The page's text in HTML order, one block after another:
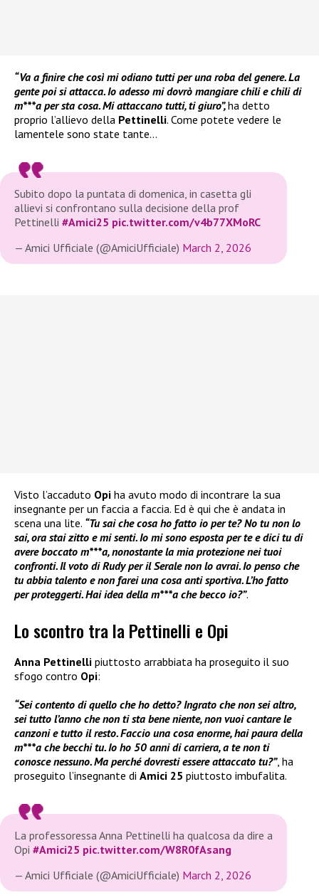
“Va a finire che così mi odiano tutti per una roba del genere. La
gente poi si attacca. Io adesso mi dovrò mangiare chili e chili di
m***a per sta cosa. Mi attaccano tutti, ti giuro”,ha detto
proprio l’allievo della Pettinelli. Come potete vedere le
lamentele sono state tante…
Subito dopo la puntata di domenica, in casetta gli
allievi si confrontano sulla decisione della prof
Pettinelli #Amici25 pic.twitter.com/v4b77XMoRC
— Amici Ufficiale (@AmiciUfficiale) March 2, 2026
Visto l’accaduto Opi ha avuto modo di incontrare la sua
insegnante per un faccia a faccia. Ed è qui che è andata in
scena una lite. “Tu sai che cosa ho fatto io per te? No tu non lo
sai, ora stai zitto e mi senti. Io mi sono esposta per te e dici tu di
avere boccato m***a, nonostante la mia protezione nei tuoi
confronti. Il voto di Rudy per il Serale non lo avrai. Io penso che
tu abbia talento e non farei una cosa anti sportiva. L’ho fatto
per proteggerti. Hai idea della m***a che becco io?”.
Lo scontro tra la Pettinelli e Opi
Anna Pettinelli piuttosto arrabbiata ha proseguito il suo
sfogo contro Opi:
“Sei contento di quello che ho detto? Ingrato che non sei altro,
sei tutto l’anno che non ti sta bene niente, non vuoi cantare le
canzoni e tutto il resto. Faccio una cosa enorme, hai paura della
m***a che becchi tu. Io ho 50 anni di carriera, a te non ti
conosce nessuno. Ma perché dovresti essere attaccato tu?”, ha
proseguito l’insegnante di Amici 25 piuttosto imbufalita.
La professoressa Anna Pettinelli ha qualcosa da dire a
Opi #Amici25 pic.twitter.com/W8R0fAsang
— Amici Ufficiale (@AmiciUfficiale) March 2, 2026